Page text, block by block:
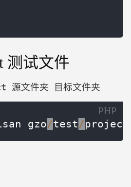
测试文件
文件夹 目标文件夹
PHP
gzo/test/